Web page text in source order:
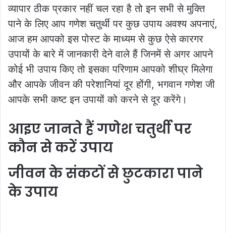
व्यापार ठीक प्रकार नहीं चल रहा है तो इन सभी से मुक्ति
पाने के लिए आप गणेश चतुर्थी पर कुछ उपाय अवश्य अपनाएं,
आज हम आपको इस पोस्ट के माध्यम से कुछ ऐसे कारगर
उपायों के बारे में जानकारी देने वाले हैं जिनमें से अगर आपने
कोई भी उपाय किए तो इसका परिणाम आपको शीघ्र मिलेगा
और आपके जीवन की परेशानियां दूर होंगी, भगवान गणेश जी
आपके सभी कष्ट इन उपायों को करने से दूर करेंगे।
आइए जानते हैं गणेश चतुर्थी पर
कौन से करें उपाय
जीवन के संकटों से छुटकारा पाने
के उपाय